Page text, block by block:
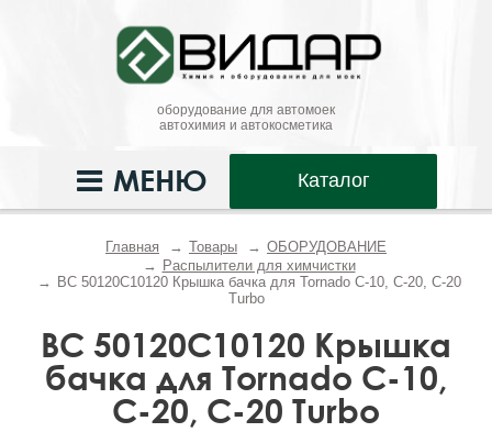
оборудование для автомоек
автохимия и автокосметика
Каталог
МЕНЮ
Главная Товары
ОБОРУДОВАНИЕ
Распылители для химчистки
BC 50120С10120 Крышка бачка для Tornado С-10, С-20, С-20
Turbo
BC 50120С10120 Крышка
бачка для Tornado С-10,
С-20, С-20 Turbo